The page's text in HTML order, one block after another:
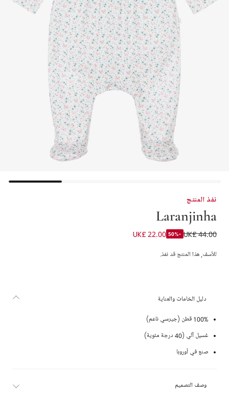
نفذ المنتج
Laranjinha
أفارول بيبي غرو بطبعة ورود قطن لون أبيض للبنات الرضع
UK£ 44.00
-50%
UK£ 22.00
للأسف, هذا المنتج قد نفذ.
دليل الخامات والعناية
100% قطن (جيرسي ناعم)
غسيل آلي (40 درجة مئوية)
صنع في أوروبا
وصف التصميم